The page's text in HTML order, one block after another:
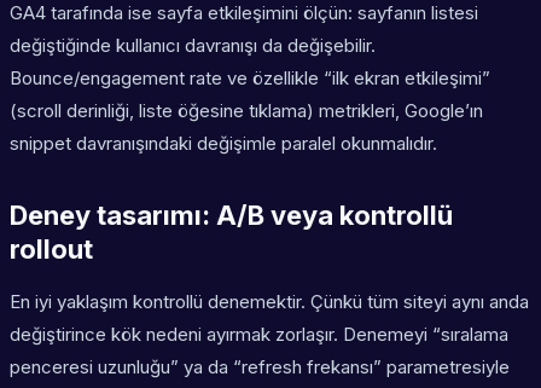
GA4 tarafında ise sayfa etkileşimini ölçün: sayfanın listesi
değiştiğinde kullanıcı davranışı da değişebilir.
Bounce/engagement rate ve özellikle “ilk ekran etkileşimi”
(scroll derinliği, liste öğesine tıklama) metrikleri, Google’ın
snippet davranışındaki değişimle paralel okunmalıdır.
Deney tasarımı: A/B veya kontrollü
rollout
En iyi yaklaşım kontrollü denemektir. Çünkü tüm siteyi aynı anda
değiştirince kök nedeni ayırmak zorlaşır. Denemeyi “sıralama
penceresi uzunluğu” ya da “refresh frekansı” parametresiyle